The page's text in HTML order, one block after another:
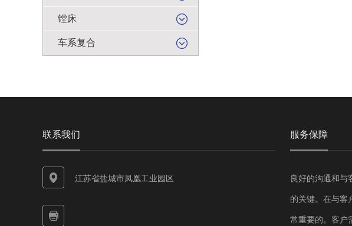
镗床
车系复合
联系我们
江苏省盐城市凤凰工业园区
服务保障
良好的沟通和与
的关键。在与客
常重要的。客户